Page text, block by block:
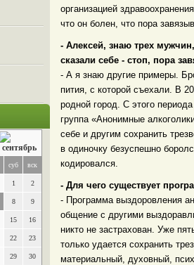
суб вск
1 2
8 9
15 16
22 23
29 30
организацией
что он болен, что пора
- Алексей, знаю трех
сказали себе - стоп, пора
- А я знаю другие примеры.
пития, с которой съехали. В
родной город. С этого
группа «Анонимные
себе и другим сохранить
в одиночку безуспешно
кодировался.
- Для чего существует
- Программа выздоровления
общение с другими
никто не застрахован. Уже
только удается сохранить
материальный, духовный,